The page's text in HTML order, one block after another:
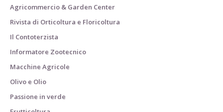
Agricommercio & Garden Center
Rivista di Orticoltura e Floricoltura
Il Contoterzista
Informatore Zootecnico
Macchine Agricole
Olivo e Olio
Passione in verde